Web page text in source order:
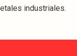
industriales.